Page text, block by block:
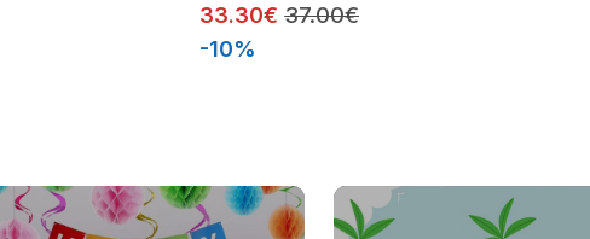
33.30€ 37.00€
-10%